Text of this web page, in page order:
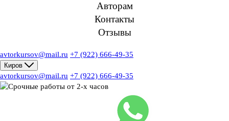
Авторам
Контакты
Отзывы
avtorkursov@mail.ru +7 (922) 666-49-35
Киров
avtorkursov@mail.ru +7 (922) 666-49-35